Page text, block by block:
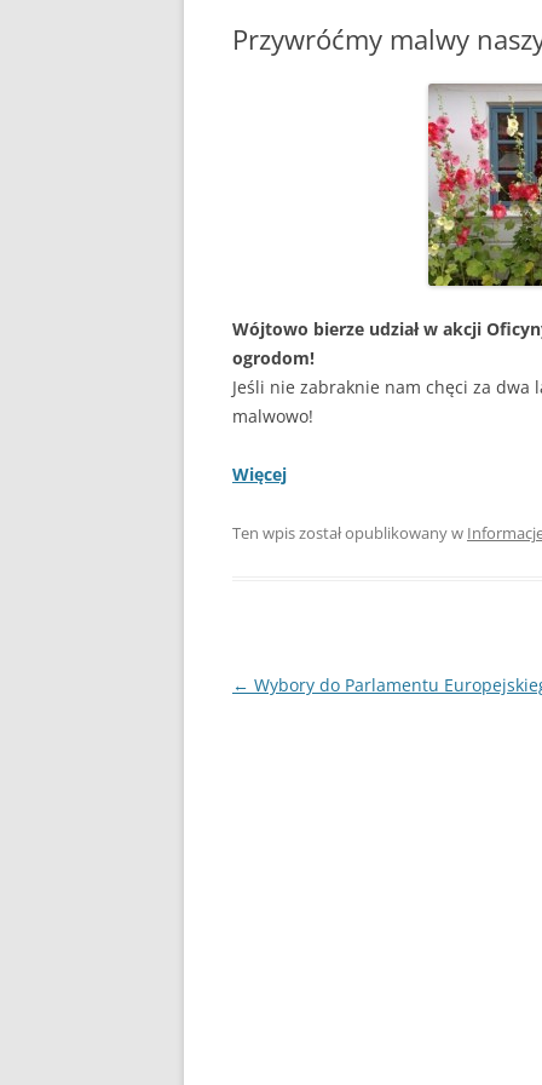
POPRZEDNIA STRONA
Przywróćmy malwy
Wójtowo bierze udział w akcji
ogrodom!
Jeśli nie zabraknie nam chęci za dwa
malwowo!
Więcej
Ten wpis został opublikowany w
Nawigacja
← Wybory do Parlamentu